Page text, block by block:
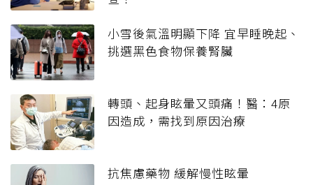
小雪後氣溫明顯下降 宜早睡晚起、
挑選黑色食物保養腎臟
轉頭、起身眩暈又頭痛！醫：4原
因造成，需找到原因治療
抗焦慮藥物 緩解慢性眩暈